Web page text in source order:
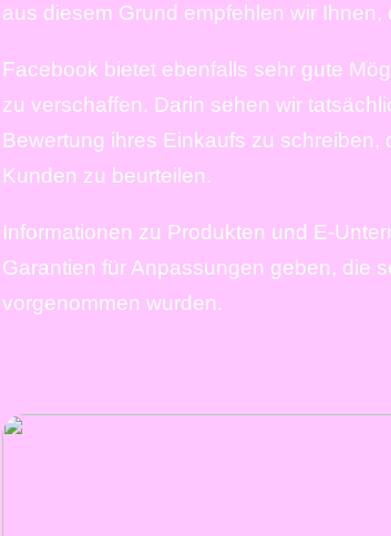
aus diesem Grund empfehlen wir
Facebook bietet ebenfalls sehr gute
zu verschaffen. Darin sehen wir
Bewertung ihres Einkaufs zu
Kunden zu beurteilen.
Informationen zu Produkten und E-
Garantien für Anpassungen geben, die
vorgenommen wurden.